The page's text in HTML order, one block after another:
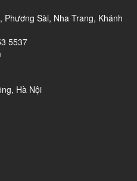
Sài, Nha Trang, Khánh
5537
Hà Nội